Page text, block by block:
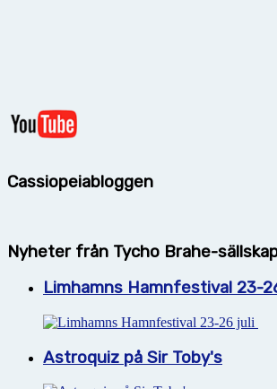
Cassiopeiabloggen
Nyheter från Tycho Brahe-
Limhamns Hamnfestival 23-
Astroquiz på Sir Toby's